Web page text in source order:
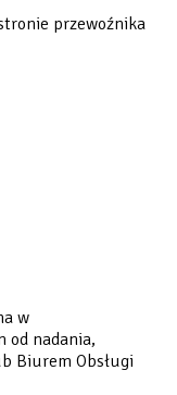
przewoźnika
w
od nadania,
Biurem Obsługi